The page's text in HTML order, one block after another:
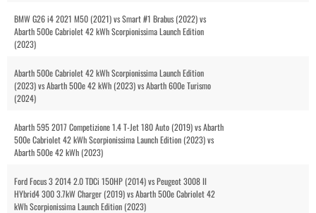
BMW G26 i4 2021 M50 (2021) vs Smart #1 Brabus (2022) vs
Abarth 500e Cabriolet 42 kWh Scorpionissima Launch Edition
(2023)
Abarth 500e Cabriolet 42 kWh Scorpionissima Launch Edition
(2023) vs Abarth 500e 42 kWh (2023) vs Abarth 600e Turismo
(2024)
Abarth 595 2017 Competizione 1.4 T-Jet 180 Auto (2019) vs Abarth
500e Cabriolet 42 kWh Scorpionissima Launch Edition (2023) vs
Abarth 500e 42 kWh (2023)
Ford Focus 3 2014 2.0 TDCi 150HP (2014) vs Peugeot 3008 II
HYbrid4 300 3.7kW Charger (2019) vs Abarth 500e Cabriolet 42
kWh Scorpionissima Launch Edition (2023)